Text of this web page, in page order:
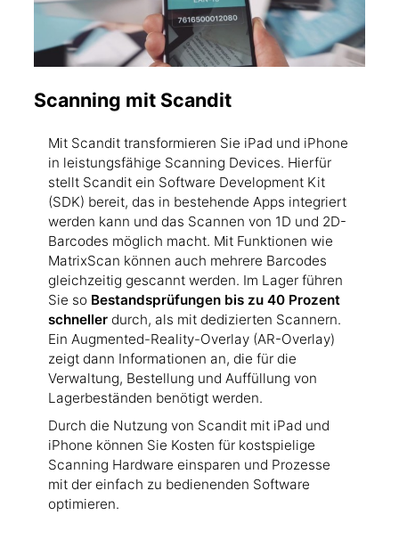
Scanning mit Scandit
Mit Scandit transformieren Sie iPad und iPhone
in leistungsfähige Scanning Devices. Hierfür
stellt Scandit ein Software Development Kit
(SDK) bereit, das in bestehende Apps integriert
werden kann und das Scannen von 1D und 2D-
Barcodes möglich macht. Mit Funktionen wie
MatrixScan können auch mehrere Barcodes
gleichzeitig gescannt werden. Im Lager führen
Sie so Bestandsprüfungen bis zu 40 Prozent
schneller durch, als mit dedizierten Scannern.
Ein Augmented-Reality-Overlay (AR-Overlay)
zeigt dann Informationen an, die für die
Verwaltung, Bestellung und Auffüllung von
Lagerbeständen benötigt werden.
Durch die Nutzung von Scandit mit iPad und
iPhone können Sie Kosten für kostspielige
Scanning Hardware einsparen und Prozesse
mit der einfach zu bedienenden Software
optimieren.